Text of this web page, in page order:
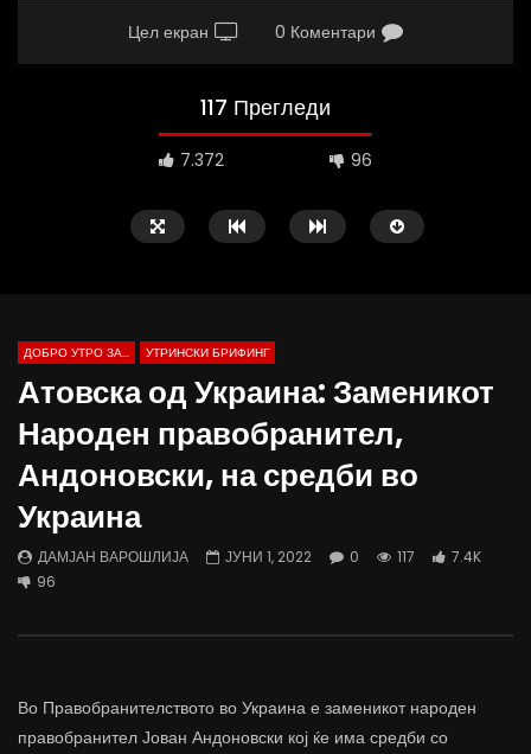
Цел екран 0 Коментари
117 Прегледи
7.372 96
Д-р Беговиќ: Обуката на лекарите
трае предолго за да дозволиме лесно
да го губиме стручниот кадар
ДАМЈАН ВАРОШЛИЈА
ЈУНИ 30, 2022
0
Деспотовски: Мала,
флексибилна држава
ЈУНИ 30, 2022
ДОБРО УТРО ЗА... УТРИНСКИ БРИФИНГ
Атовска од Украина: Заменикот
Народен правобранител,
Андоновски, на средби во
Украина
ДАМЈАН ВАРОШЛИЈА ЈУНИ 1, 2022 0 117
7.4K
96
Во Правобранителството во Украина е заменикот народен
правобранител Јован Андоновски кој ќе има средби со